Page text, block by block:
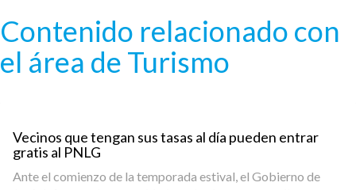
Contenido relacionado con
el área de Turismo
Vecinos que tengan sus tasas al día pueden entrar
gratis al PNLG
Ante el comienzo de la temporada estival, el Gobierno de